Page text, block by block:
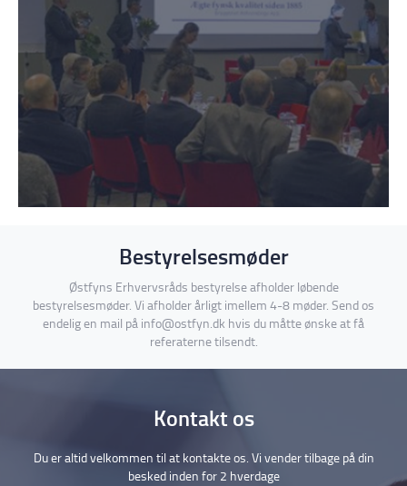
Bestyrelsesmøder
Østfyns Erhvervsråds bestyrelse afholder løbende
bestyrelsesmøder. Vi afholder årligt imellem 4-8 møder. Send os
endelig en mail på info@ostfyn.dk hvis du måtte ønske at få
referaterne tilsendt.
Kontakt os
Du er altid velkommen til at kontakte os. Vi vender tilbage på din
besked inden for 2 hverdage